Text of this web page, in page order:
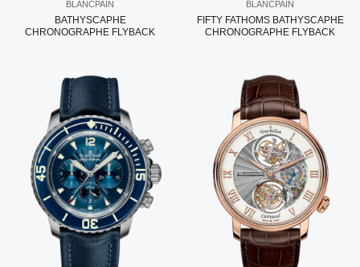
BLANCPAIN
BATHYSCAPHE
CHRONOGRAPHE FLYBACK
BLANCPAIN
FIFTY FATHOMS BATHYSCAPHE
CHRONOGRAPHE FLYBACK